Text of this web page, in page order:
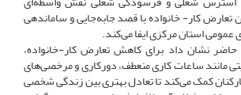
تعارض کار- خانواده با قصد جابه‌جایی و ساماندهی
عمومی استان مرکزی ایفا می‌کند.
نشان داد برای کاهش تعارض کار-خانواده،
مانند ساعات کاری منعطف، دورکاری و مرخصی‌های
کمک می‌کند تا تعادل بهتری بین زندگی شخصی